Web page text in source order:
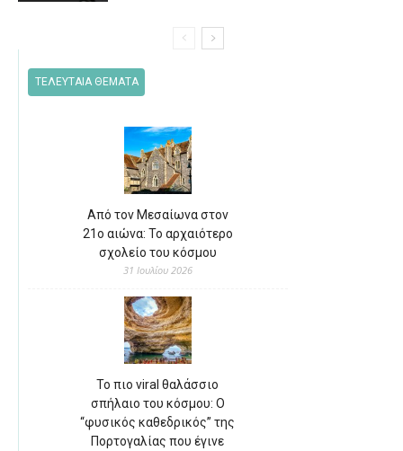
ΤΕΛΕΥΤΑΙΑ ΘΕΜΑΤΑ
Από τον Μεσαίωνα στον
21ο αιώνα: Το αρχαιότερο
σχολείο του κόσμου
31 Ιουλίου 2026
Το πιο viral θαλάσσιο
σπήλαιο του κόσμου: Ο
“φυσικός καθεδρικός” της
Πορτογαλίας που έγινε